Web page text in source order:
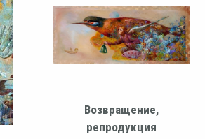
Возвращение,
репродукция